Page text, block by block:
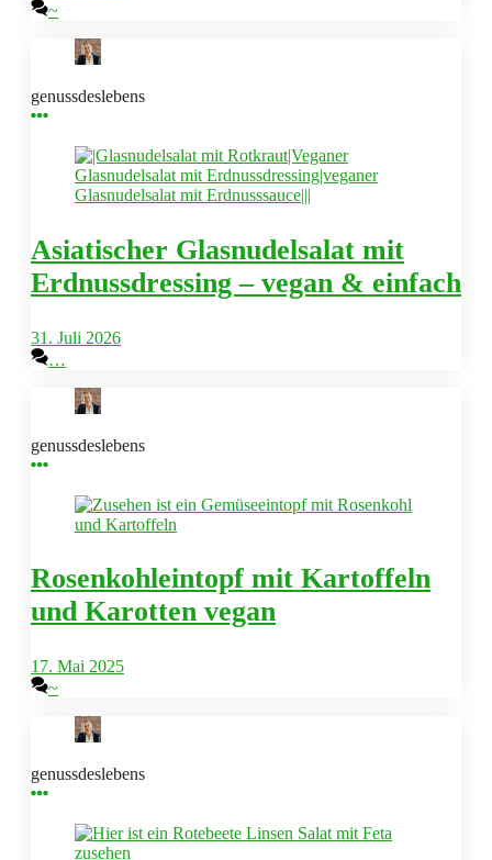
~
genussdeslebens
Asiatischer Glasnudelsalat mit
Erdnussdressing – vegan & einfach
31. Juli 2026
…
genussdeslebens
Rosenkohleintopf mit Kartoffeln
und Karotten vegan
17. Mai 2025
~
genussdeslebens